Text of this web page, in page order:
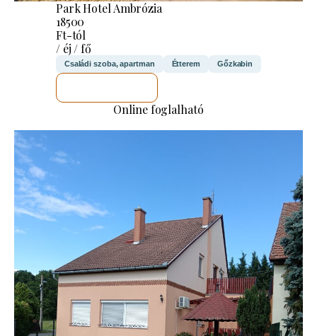
Park Hotel Ambrózia
18500
Ft-tól
/ éj / fő
Családi szoba, apartman Étterem Gőzkabin
Online foglalható